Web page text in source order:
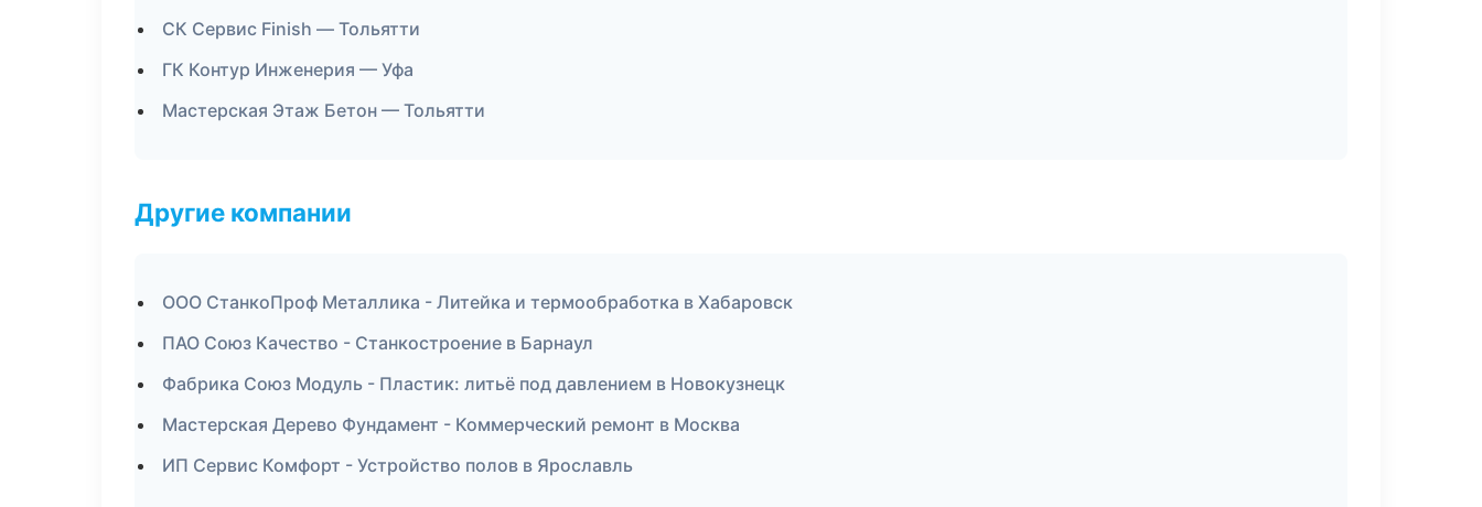
СК Сервис Finish — Тольятти
ГК Контур Инженерия — Уфа
Мастерская Этаж Бетон — Тольятти
Другие компании
ООО СтанкоПроф Металлика - Литейка и термообработка в Хабаровск
ПАО Союз Качество - Станкостроение в Барнаул
Фабрика Союз Модуль - Пластик: литьё под давлением в Новокузнецк
Мастерская Дерево Фундамент - Коммерческий ремонт в Москва
ИП Сервис Комфорт - Устройство полов в Ярославль